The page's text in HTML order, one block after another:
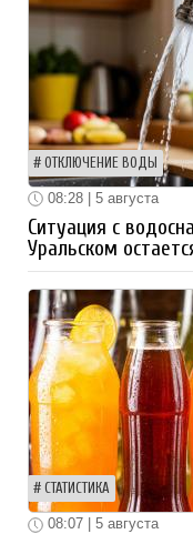
ОТКЛЮЧЕНИЕ ВОДЫ
08:28 | 5 августа
Ситуация с
Уральском
СТАТИСТИКА
08:07 | 5 августа